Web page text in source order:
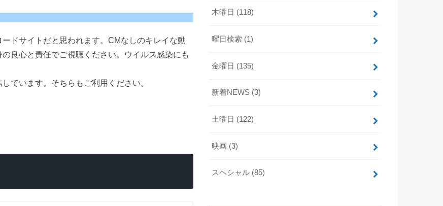
ドサイトだと思われます。CMなしのキレイな動
良心と責任でご視聴ください。ウイルス感染にも
ています。そちらもご利用ください。
木曜日 (118)
曜日検索 (1)
金曜日 (135)
新着NEWS (3)
土曜日 (122)
映画 (3)
スペシャル (85)